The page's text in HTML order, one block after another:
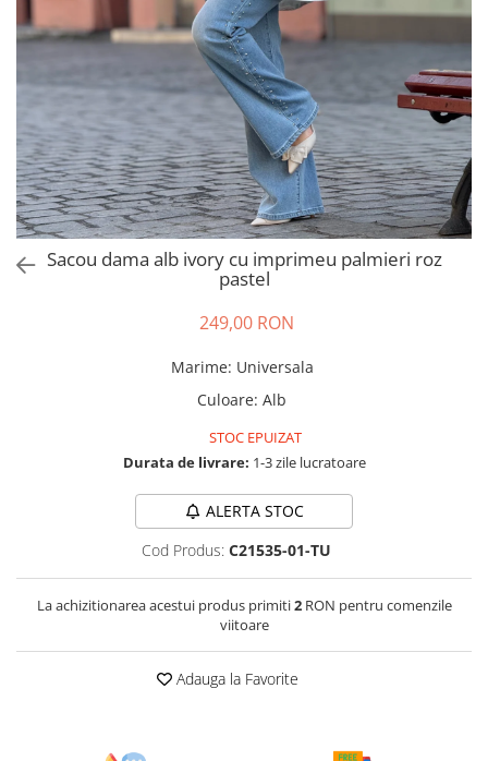
Tricouri si topuri
Sacou dama alb ivory cu imprimeu palmieri roz
pastel
249,00 RON
Marime: Universala
Culoare: Alb
STOC EPUIZAT
Durata de livrare: 1-3 zile lucratoare
ALERTA STOC
Cod Produs: C21535-01-TU
La achizitionarea acestui produs primiti2RON pentru comenzile
viitoare
Adauga la Favorite